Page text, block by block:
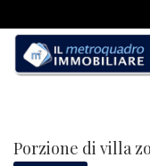
Porzione di villa